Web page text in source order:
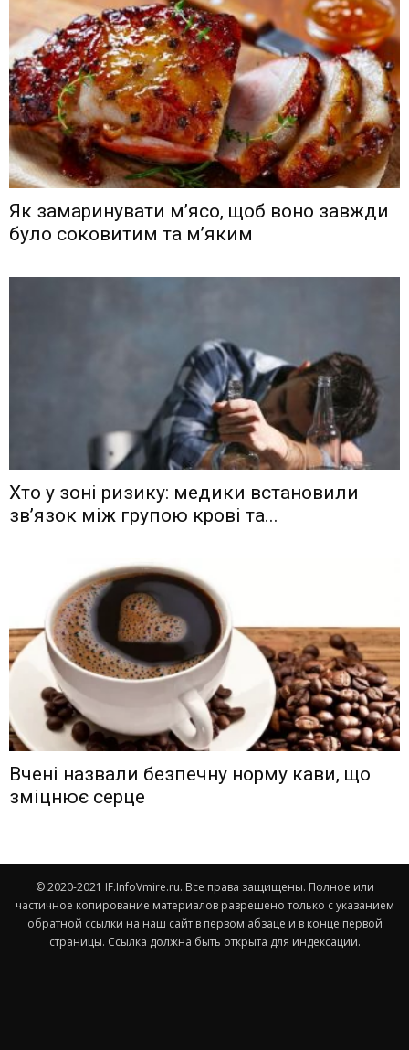
Як замаринувати м’ясо, щоб воно завжди
було соковитим та м’яким
Хто у зоні ризику: медики встановили
зв’язок між групою крові та...
Вчені назвали безпечну норму кави, що
зміцнює серце
© 2020-2021 IF.InfoVmire.ru. Все права защищены. Полное или
частичное копирование материалов разрешено только с указанием
обратной ссылки на наш сайт в первом абзаце и в конце первой
страницы. Ссылка должна быть открыта для индексации.